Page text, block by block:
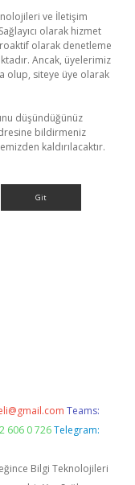
ve İletişim
olarak hizmet
olarak denetleme
Ancak, üyelerimiz
olup, siteye üye olarak
düşündüğünüz
bildirmeniz
kaldırılacaktır.
Teams:
606 0 726 Telegram:
Bilgi Teknolojileri